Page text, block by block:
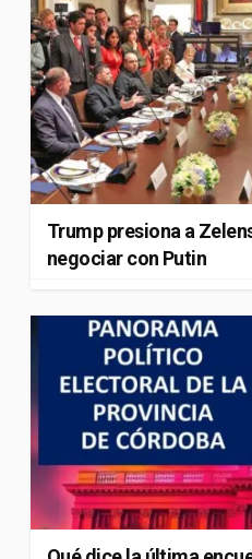
Trump presiona a
negociar con Putin